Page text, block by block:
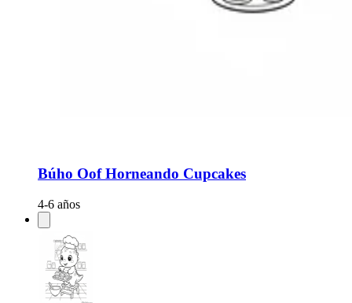
Búho Oof Horneando Cupcakes
4-6 años